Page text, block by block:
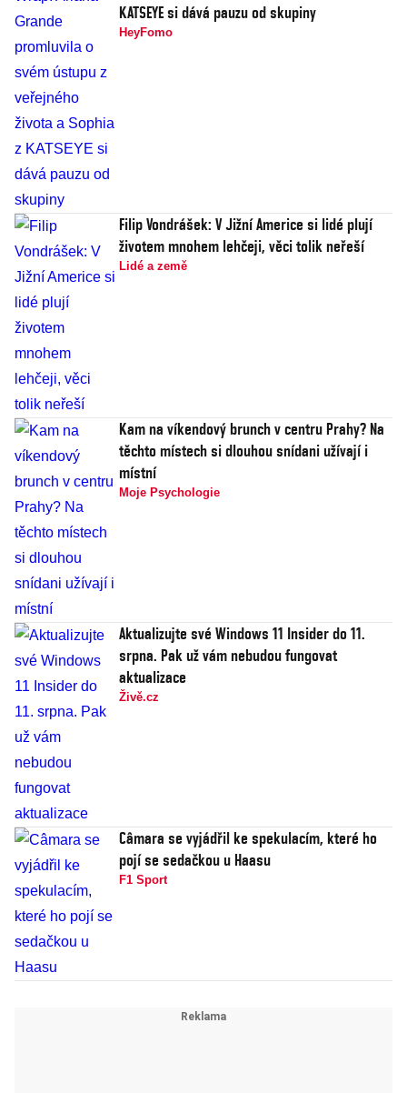
KATSEYE si dává pauzu od skupiny
HeyFomo
Filip Vondrášek: V Jižní Americe si lidé plují
životem mnohem lehčeji, věci tolik neřeší
Lidé a země
Kam na víkendový brunch v centru Prahy? Na
těchto místech si dlouhou snídani užívají i
místní
Moje Psychologie
Aktualizujte své Windows 11 Insider do 11.
srpna. Pak už vám nebudou fungovat
aktualizace
Živě.cz
Câmara se vyjádřil ke spekulacím, které ho
pojí se sedačkou u Haasu
F1 Sport